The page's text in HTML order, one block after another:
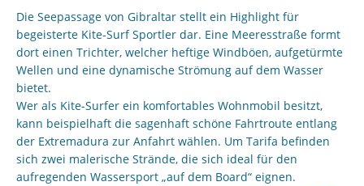
Die Seepassage von Gibraltar stellt ein Highlight für
begeisterte Kite-Surf Sportler dar. Eine Meeresstraße formt
dort einen Trichter, welcher heftige Windböen, aufgetürmte
Wellen und eine dynamische Strömung auf dem Wasser
bietet.
Wer als Kite-Surfer ein komfortables Wohnmobil besitzt,
kann beispielhaft die sagenhaft schöne Fahrtroute entlang
der Extremadura zur Anfahrt wählen. Um Tarifa befinden
sich zwei malerische Strände, die sich ideal für den
aufregenden Wassersport „auf dem Board“ eignen.